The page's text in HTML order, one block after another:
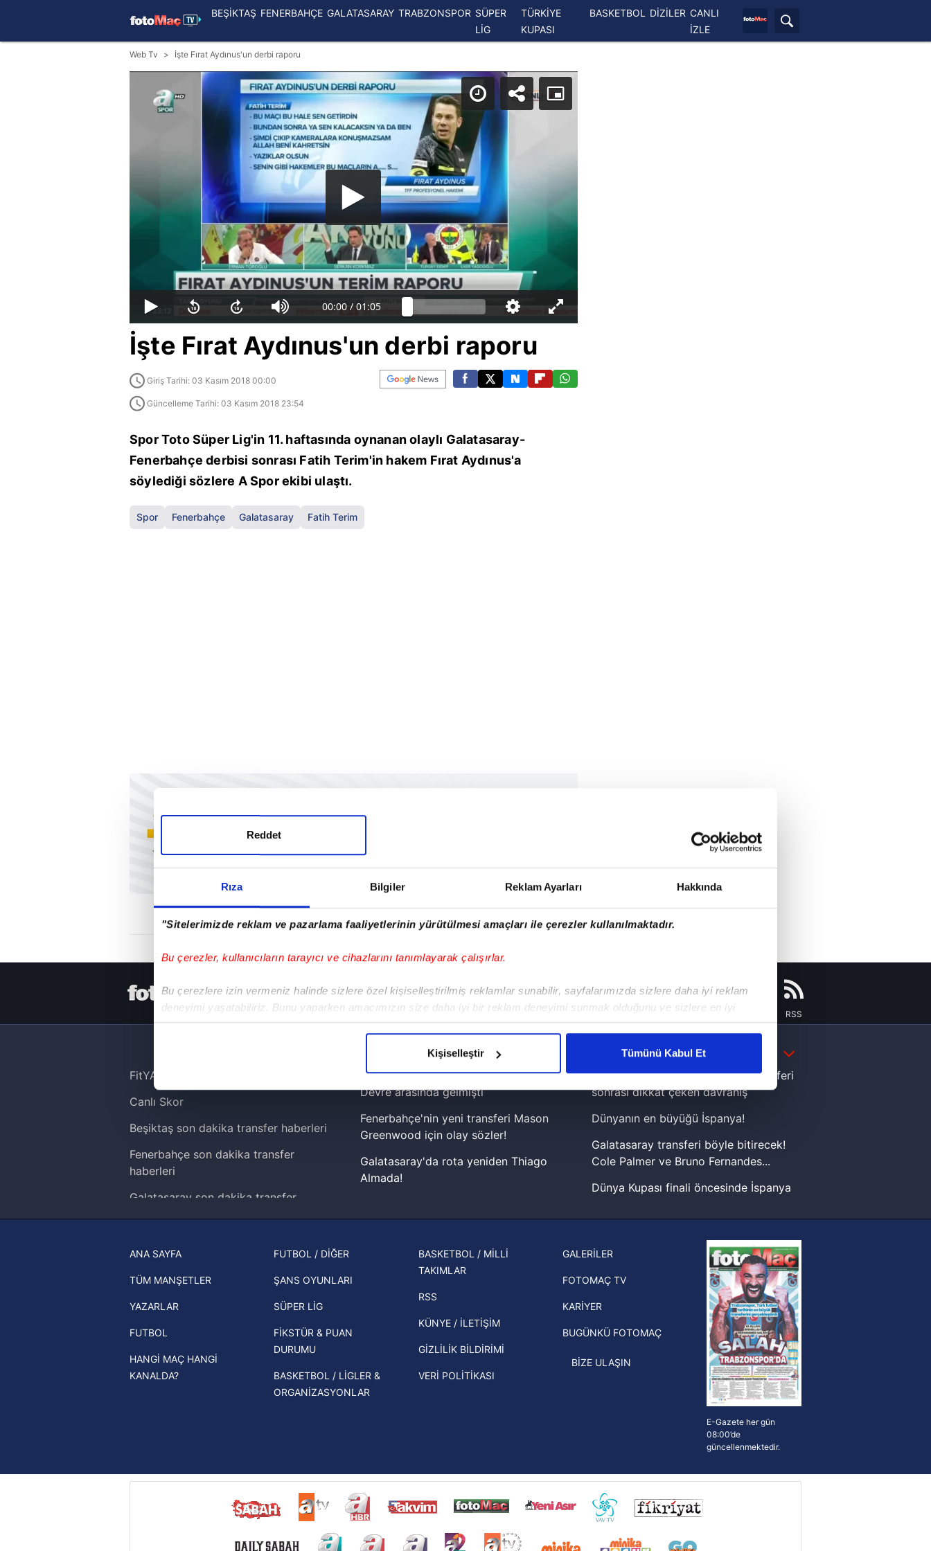
Rıza Bilgiler Reklam Ayarları Hakkında
"Sitelerimizde reklam ve pazarlama faaliyetlerinin yürütülmesi amaçları ile çerezler kullanılmaktadır.
Bu çerezler, kullanıcıların tarayıcı ve cihazlarını tanımlayarak çalışırlar.
Bu çerezlere izin vermeniz halinde sizlere özel kişiselleştirilmiş reklamlar sunabilir, sayfalarımızda sizlere daha iyi reklam
deneyimi yaşatabiliriz. Bunu yaparken amacımızın size daha iyi bir reklam deneyimi sunmak olduğunu ve sizlere en iyi
içerikleri sunabilmek adına elimizden gelen çabayı gösterdiğimizi ve bu noktada, reklamların maliyetlerimizi karşılamak
Her halükârda, kullanıcılar, bu çerezlere izin vermedikleri takdirde, kullanıcılara hedefli reklamlar gösterilmeyecektir."
Sizlere daha iyi bir hizmet sunabilmek için İnternet Sitemizde kendimize ve üçüncü kişilere ait çerezler kullanılmaktadır. Bu
çerezler vasıtasıyla çeşitli kişisel verileriniz işlenmekte olup gerekli olan çerezler bilgi toplumu hizmetlerinin sunulması
amacıyla kullanılmaktadır. Diğer çerezler, sitemizin daha işlevsel kılınması ve kişiselleştirilmesi ve sizlere yönelik
reklam/pazarlama faaliyetlerinin yapılması, amaçlarıyla sınırlı olarak açık rızanız dahilinde kullanılacaktır.
Çerezlere ilişkin tercihlerinizi aşağıda yer alan panel vasıtasıyla belirleyebilirsiniz. Çerezlere ilişkin detaylı bilgi için Ayarlar
6698 sayılı Kişisel Verilerin Korunması Kanunu uyarınca hazırlanmış Aydınlatma Metnimizi okumak ve sitemizde ilgili
mevzuata uygun olarak kullanılan çerezlerle ilgili bilgi almak için lütfentıklayınız
Reddet
Kişiselleştir Tümünü Kabul Et
BEŞİKTAŞ FENERBAHÇE GALATASARAY TRABZONSPOR SÜPER
LİG
TÜRKİYE
KUPASI
BASKETBOL DİZİLER CANLI
İZLE
Web Tv İşte Fırat Aydınus'un derbi raporu
00:00 / 01:05
İşte Fırat Aydınus'un derbi raporu
Giriş Tarihi: 03 Kasım 2018 00:00
Güncelleme Tarihi: 03 Kasım 2018 23:54
Spor Toto Süper Lig'in 11. haftasında oynanan olaylı Galatasaray-
Fenerbahçe derbisi sonrası Fatih Terim'in hakem Fırat Aydınus'a
söylediği sözlere A Spor ekibi ulaştı.
Spor Fenerbahçe Galatasaray Fatih Terim
HER YERDE!
RSS
DAHA FAZLA
FitYAŞA
Canlı Skor
Beşiktaş son dakika transfer haberleri
Fenerbahçe son dakika transfer
haberleri
Galatasaray son dakika transfer
haberleri
Trendyol Süper Lig haberleri
Ziraat Türkiye Kupası haberleri
UEFA Şampiyonlar Ligi haberleri
UEFA Avrupa Ligi haberleri
UEFA Konferans Ligi haberleri
Fenerbahçe'de sürpriz ayrılık ihtimali!
Devre arasında gelmişti
Fenerbahçe'nin yeni transferi Mason
Greenwood için olay sözler!
Galatasaray'da rota yeniden Thiago
Almada!
muhtemel rakibi belli oldu! Gornik
İspanya-Arjantin finalinin ardından dış
Beşiktaş'ın UEFA Avrupa Ligi'nde 3. Ön
Eleme Turu muhtemel rakipleri belli
Lamine Yamal'dan Dünya Kupası zaferi
sonrası dikkat çeken davranış
Dünyanın en büyüğü İspanya!
Galatasaray transferi böyle bitirecek!
Cole Palmer ve Bruno Fernandes...
Dünya Kupası finali öncesinde İspanya
şampiyonluk yüzüğü verilecek
Hernan Crespo, Meksika Ligi
ekiplerinden Atlas'ın yeni teknik
direktörü oldu
ANA SAYFA
TÜM MANŞETLER
YAZARLAR
FUTBOL
HANGİ MAÇ HANGİ
KANALDA?
FUTBOL / DİĞER
ŞANS OYUNLARI
SÜPER LİG
FİKSTÜR & PUAN
DURUMU
BASKETBOL / LİGLER &
ORGANİZASYONLAR
BASKETBOL / MİLLİ
TAKIMLAR
RSS
KÜNYE / İLETİŞİM
GİZLİLİK BİLDİRİMİ
VERİ POLİTİKASI
GALERİLER
FOTOMAÇ TV
KARİYER
BUGÜNKÜ FOTOMAÇ
BİZE ULAŞIN
E-Gazete her gün
08:00’de
güncellenmektedir.